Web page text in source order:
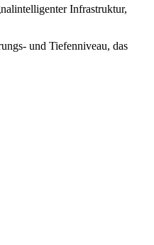
Infrastruktur,
und Tiefenniveau, das